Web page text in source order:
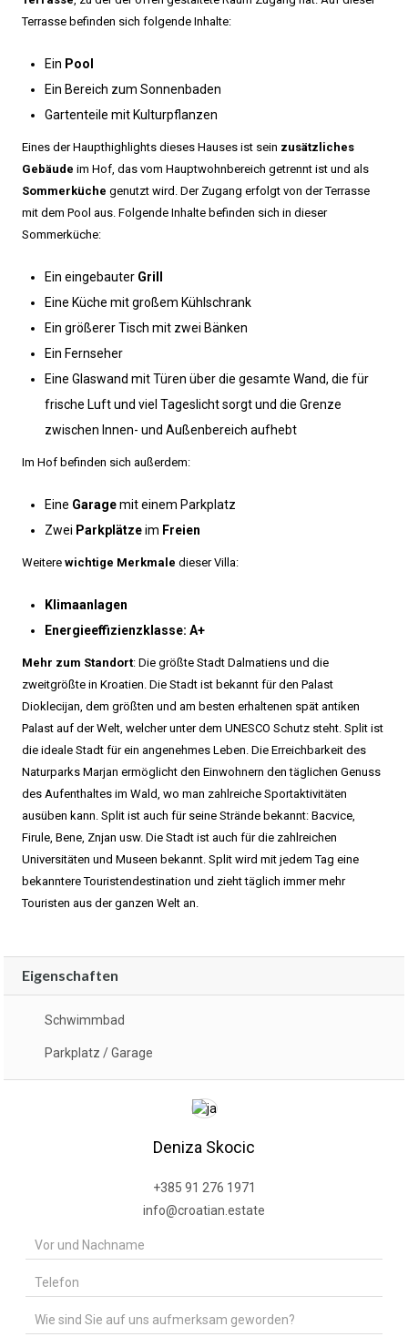
Terrasse befinden sich folgende Inhalte:
Ein Pool
Ein Bereich zum Sonnenbaden
Gartenteile mit Kulturpflanzen
Eines der Haupthighlights dieses Hauses ist sein zusätzliches
Gebäude im Hof, das vom Hauptwohnbereich getrennt ist und als
Sommerküche genutzt wird. Der Zugang erfolgt von der Terrasse
mit dem Pool aus. Folgende Inhalte befinden sich in dieser
Sommerküche:
Ein eingebauter Grill
Eine Küche mit großem Kühlschrank
Ein größerer Tisch mit zwei Bänken
Ein Fernseher
Eine Glaswand mit Türen über die gesamte Wand, die für
frische Luft und viel Tageslicht sorgt und die Grenze
zwischen Innen- und Außenbereich aufhebt
Im Hof befinden sich außerdem:
Eine Garagemit einem Parkplatz
Zwei Parkplätzeim Freien
Weitere wichtige Merkmale dieser Villa:
Klimaanlagen
Energieeffizienzklasse: A+
Mehr zum Standort: Die größte Stadt Dalmatiens und die
zweitgrößte in Kroatien. Die Stadt ist bekannt für den Palast
Dioklecijan, dem größten und am besten erhaltenen spät antiken
Palast auf der Welt, welcher unter dem UNESCO Schutz steht. Split ist
die ideale Stadt für ein angenehmes Leben. Die Erreichbarkeit des
Naturparks Marjan ermöglicht den Einwohnern den täglichen Genuss
des Aufenthaltes im Wald, wo man zahlreiche Sportaktivitäten
ausüben kann. Split ist auch für seine Strände bekannt: Bacvice,
Firule, Bene, Znjan usw. Die Stadt ist auch für die zahlreichen
Universitäten und Museen bekannt. Split wird mit jedem Tag eine
bekanntere Touristendestination und zieht täglich immer mehr
Touristen aus der ganzen Welt an.
Eigenschaften
Schwimmbad
Parkplatz / Garage
Deniza Skocic
+385 91 276 1971
info@croatian.estate